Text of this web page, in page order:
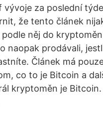
vývoje za poslední
že tento článek
něj do kryptoměn
naopak prodávali,
Článek má
co to je Bitcoin a
kryptoměn je